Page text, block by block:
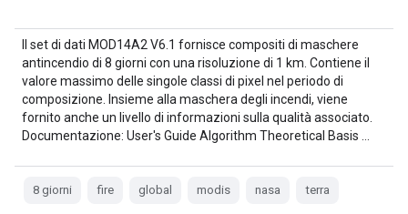
Il set di dati MOD14A2 V6.1 fornisce compositi di maschere
antincendio di 8 giorni con una risoluzione di 1 km. Contiene il
valore massimo delle singole classi di pixel nel periodo di
composizione. Insieme alla maschera degli incendi, viene
fornito anche un livello di informazioni sulla qualità associato.
Documentazione: User's Guide Algorithm Theoretical Basis …
8 giorni fire global modis nasa terra